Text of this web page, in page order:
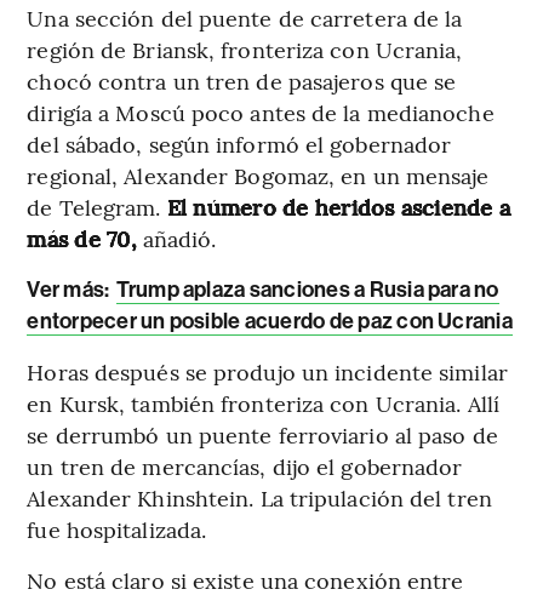
Una sección del puente de carretera de la
región de Briansk, fronteriza con Ucrania,
chocó contra un tren de pasajeros que se
dirigía a Moscú poco antes de la medianoche
del sábado, según informó el gobernador
regional, Alexander Bogomaz, en un mensaje
de Telegram. El número de heridos asciende a
más de 70,añadió.
Ver más: Trump aplaza sanciones a Rusia para no
entorpecer un posible acuerdo de paz con Ucrania
Horas después se produjo un incidente similar
en Kursk, también fronteriza con Ucrania. Allí
se derrumbó un puente ferroviario al paso de
un tren de mercancías, dijo el gobernador
Alexander Khinshtein. La tripulación del tren
fue hospitalizada.
No está claro si existe una conexión entre